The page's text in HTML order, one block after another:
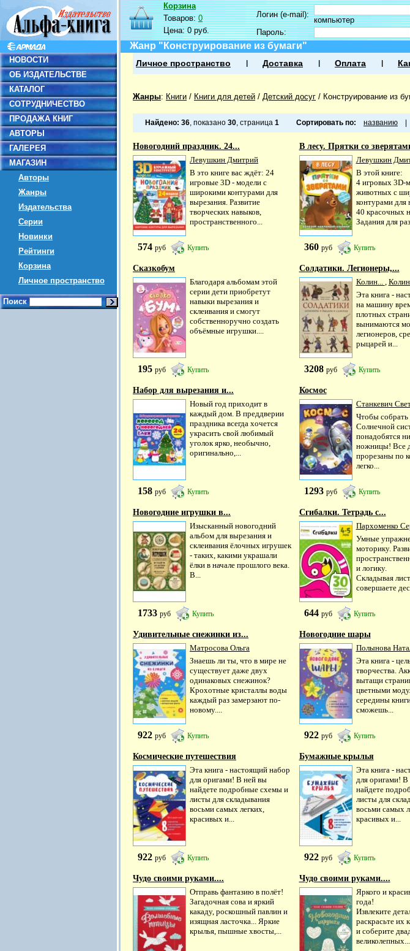
НОВОСТИ
ОБ ИЗДАТЕЛЬСТВЕ
КАТАЛОГ
СОТРУДНИЧЕСТВО
ПРОДАЖА КНИГ
АВТОРЫ
ГАЛЕРЕЯ
МАГАЗИН
Авторы
Жанры
Издательства
Серии
Новинки
Рейтинги
Корзина
Личное пространство
Поиск
Корзина
Товаров:0
Цена:0 руб.
Логин (e-mail):
компьютер
Пароль:
Жанр "Конструирование из бумаги"
Личное пространство Доставка Оплата
Жанры: Книги / Книги для детей / Детский досуг / Конструирование из
Найдено: 36, показано 30, страница 1 Сортировать по: названию
Новогодний праздник. 24...
Левушкин Дмитрий
В это книге вас ждёт: 24
игровые 3D - модели с
широкими контурами для
вырезания. Развитие
творческих навыков,
пространственного...
574 руб Купить
В лесу. Прятки со
Левушкин
В этой книге:
4 игровых 3D-
животных с
контурами для
40 красочных
Задания для
360 руб Купить
Сказкобум
Благодаря альбомам этой
серии дети приобретут
навыки вырезания и
склеивания и смогут
собственноручно создать
объёмные игрушки....
195 руб Купить
Солдатики. Легионеры,...
Колин... ,
Эта книга -
на машину
плотных
вынимаются
легионеров,
рыцарей и...
3208 руб Купить
Набор для вырезания и...
Новый год приходит в
каждый дом. В преддверии
праздника всегда хочется
украсить свой любимый
уголок ярко, необычно,
оригинально,...
158 руб Купить
Космос
Станкевич
Чтобы собрать
Солнечной
понадобятся
ножницы! Все
прорезаны по
легко...
1293 руб Купить
Новогодние игрушки в...
Изысканный новогодний
альбом для вырезания и
склеивания ёлочных игрушек
- таких, какими украшали
ёлки в начале прошлого века.
В...
1733 руб Купить
Сгибалки. Тетрадь с...
Пархоменко
Умные
моторику.
и логику.
Складывая
совершаете
644 руб Купить
Удивительные снежинки из...
Матросова Ольга
Знаешь ли ты, что в мире не
существует даже двух
одинаковых снежинок?
Крохотные кристаллы воды
каждый раз замерзают по-
новому....
922 руб Купить
Новогодние шары
Полынова
Эта книга -
творчества.
вытащи
цветными
середины
сможешь...
922 руб Купить
Космические путешествия
Эта книга - настоящий набор
для оригами! В ней вы
найдете подробные схемы и
листы для складывания
восьми самых легких,
красивых и...
922 руб Купить
Бумажные крылья
Эта книга -
для оригами! В
найдете
листы для
восьми самых
красивых и...
922 руб Купить
Чудо своими руками....
Отправь фантазию в полёт!
Загадочная сова и яркий
какаду, роскошный павлин и
изящная ласточка... Яркие
крылья, пышные хвосты,...
Чудо своими руками....
Яркого и
года!
Извлеките
раскрасьте их
и соберите
великолепных...